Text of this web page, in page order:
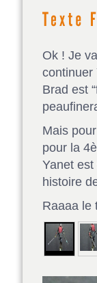
Ok ! Je
continuer
Brad est
Mais
pour la
Yanet est
histoire
Raaaa le